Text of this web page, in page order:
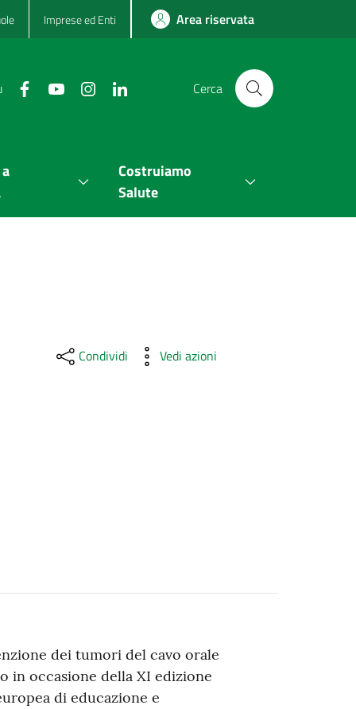
Imprese ed Enti Area riservata
Cerca
Costruiamo
Salute
Condividi Vedi azioni
dei tumori del cavo orale
in occasione della XI edizione
di educazione e